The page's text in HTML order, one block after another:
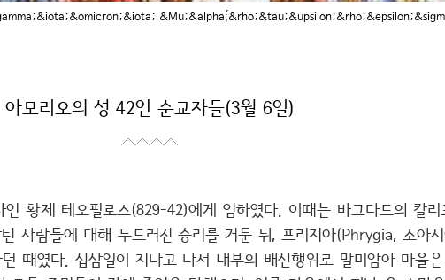
아모리오의 성 42인 순교자들(3월 6일)
인 황제 테오필로스(829-42)에게 임하였다. 이때는 바그다드의 칼
사람들에 대해 두드러진 승리를 거둔 뒤, 프리지아(Phrygia, 소아
때였다. 십삼일이 지나고 나서 내부의 배신행위로 말미암아 마을